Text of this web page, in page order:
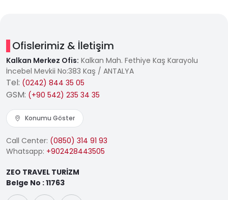
Ofislerimiz & İletişim
Kalkan Merkez Ofis: Kalkan Mah. Fethiye Kaş Karayolu
İncebel Mevkii No:383 Kaş / ANTALYA
Tel: (0242) 844 35 05
GSM: (+90 542) 235 34 35
Konumu Göster
Call Center: (0850) 314 91 93
Whatsapp: +902428443505
ZEO TRAVEL TURİZM
Belge No : 11763